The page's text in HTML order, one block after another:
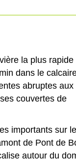
la plus rapide
dans le
abruptes aux
couvertes de
importants sur le
de Pont de
autour du